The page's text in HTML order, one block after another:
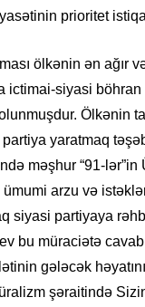
prioritet
ölkənin ən ağır
ictimai-siyasi
Ölkənin
yaratmaq
məşhur “91-
ümumi arzu və
siyasi partiyaya
bu müraciətə
gələcək
şəraitində